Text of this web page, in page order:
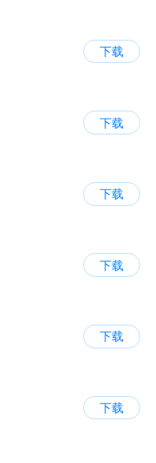
下载
下载
下载
下载
下载
下载